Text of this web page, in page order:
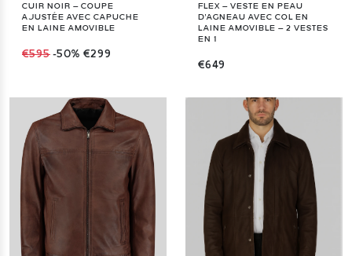
CUIR NOIR – COUPE
AJUSTÉE AVEC CAPUCHE
EN LAINE AMOVIBLE
€595 -50% €299
FLEX – VESTE EN PEAU
D'AGNEAU AVEC COL EN
LAINE AMOVIBLE – 2 VESTES
EN 1
€649